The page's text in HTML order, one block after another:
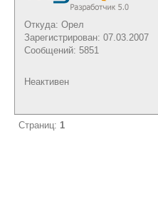
Откуда: Орел
Зарегистрирован: 07.03.2007
Сообщений: 5851
Неактивен
Страниц: 1